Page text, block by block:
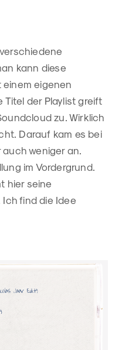
kann diese
eigenen
Titel der Playlist greift
zu. Wirklich
Darauf kam es bei
weniger an.
im Vordergrund.
hier seine
find die Idee